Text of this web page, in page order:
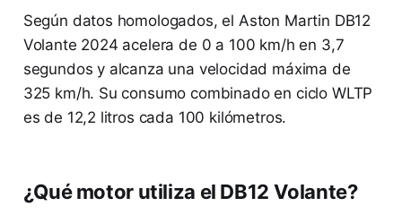
Según datos homologados, el Aston Martin DB12
Volante 2024 acelera de 0 a 100 km/h en 3,7
segundos y alcanza una velocidad máxima de
325 km/h. Su consumo combinado en ciclo WLTP
es de 12,2 litros cada 100 kilómetros.
¿Qué motor utiliza el DB12 Volante?